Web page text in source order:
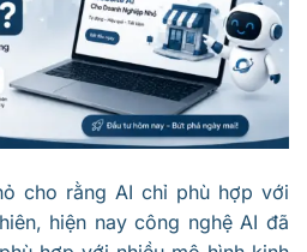
cho rằng AI chỉ phù hợp với
hiện nay công nghệ AI đã